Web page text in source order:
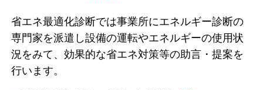
省エネ最適化診断では事業所にエネルギー診断の
専門家を派遣し設備の運転やエネルギーの使用状
況をみて、効果的な省エネ対策等の助言・提案を
行います。